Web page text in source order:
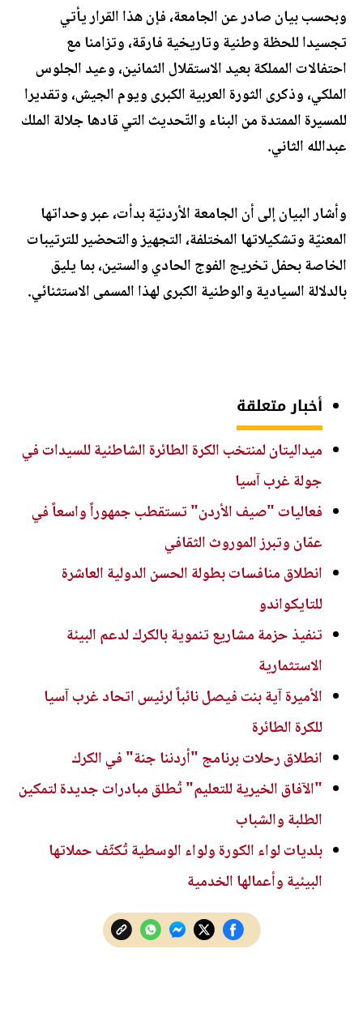
وبحسب بيان صادر عن الجامعة، فإن هذا القرار يأتي
تجسيدا للحظة وطنية وتاريخية فارقة، وتزامنا مع
احتفالات المملكة بعيد الاستقلال الثمانين، وعيد الجلوس
الملكي، وذكرى الثورة العربية الكبرى ويوم الجيش، وتقديرا
للمسيرة الممتدة من البناء والتّحديث التي قادها جلالة الملك
عبدالله الثاني.
وأشار البيان إلى أن الجامعة الأردنيّة بدأت، عبر وحداتها
المعنيّة وتشكيلاتها المختلفة، التجهيز والتحضير للترتيبات
الخاصة بحفل تخريج الفوج الحادي والستين، بما يليق
بالدلالة السيادية والوطنية الكبرى لهذا المسمى الاستثنائي.
أخبار متعلقة
ميداليتان لمنتخب الكرة الطائرة الشاطئية للسيدات في
جولة غرب آسيا
فعاليات "صيف الأردن" تستقطب جمهوراً واسعاً في
عمّان وتبرز الموروث الثقافي
انطلاق منافسات بطولة الحسن الدولية العاشرة
للتايكواندو
تنفيذ حزمة مشاريع تنموية بالكرك لدعم البيئة
الاستثمارية
الأميرة آية بنت فيصل نائباً لرئيس اتحاد غرب آسيا
للكرة الطائرة
انطلاق رحلات برنامج "أردننا جنة" في الكرك
"الآفاق الخيرية للتعليم" تُطلق مبادرات جديدة لتمكين
الطلبة والشباب
بلديات لواء الكورة ولواء الوسطية تُكثّف حملاتها
البيئية وأعمالها الخدمية